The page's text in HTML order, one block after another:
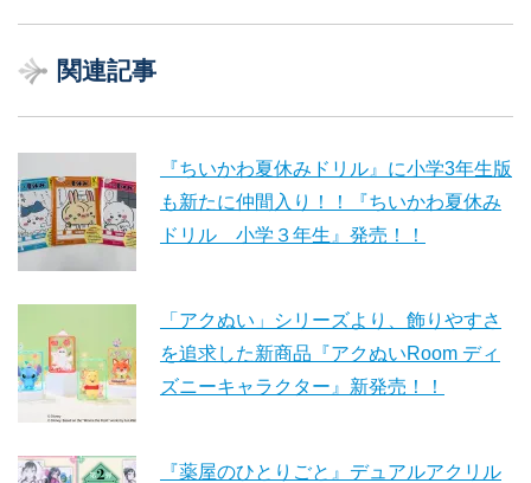
関連記事
『ちいかわ夏休みドリル』に小学3年生版
も新たに仲間入り！！『ちいかわ夏休み
ドリル 小学３年生』発売！！
「アクぬい」シリーズより、飾りやすさ
を追求した新商品『アクぬいRoom ディ
ズニーキャラクター』新発売！！
『薬屋のひとりごと』デュアルアクリル